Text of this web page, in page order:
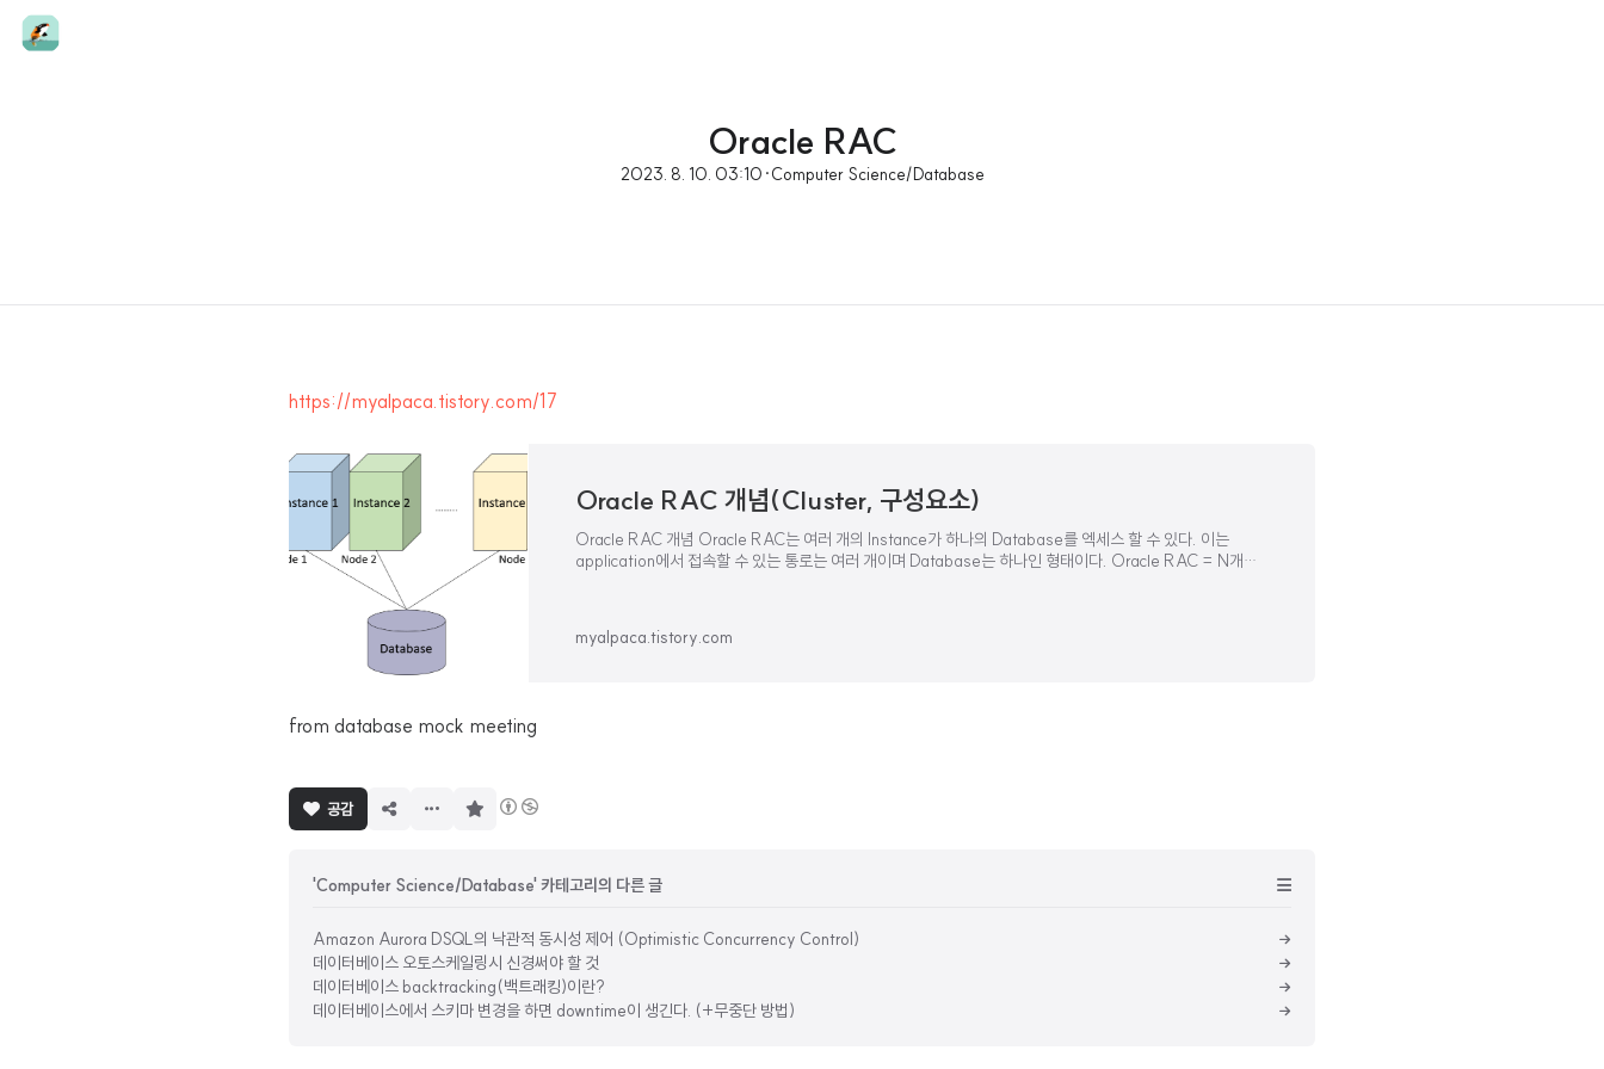
Oracle RAC
2023. 8. 10. 03:10 ·Computer Science/Database
https://myalpaca.tistory.com/17
Oracle RAC 개념(Cluster, 구성요소)
Oracle RAC 개념 Oracle RAC는 여러 개의 Instance가 하나의 Database를 엑세스 할 수 있다. 이는
application에서 접속할 수 있는 통로는 여러 개이며 Database는 하나인 형태이다. Oracle RAC = N개의
myalpaca.tistory.com
from database mock meeting
공감
'Computer Science/Database' 카테고리의 다른 글
Amazon Aurora DSQL의 낙관적 동시성 제어 (Optimistic Concurrency Control)
데이터베이스 오토스케일링시 신경써야 할 것
데이터베이스 backtracking(백트래킹)이란?
데이터베이스에서 스키마 변경을 하면 downtime이 생긴다. (+무중단 방법)